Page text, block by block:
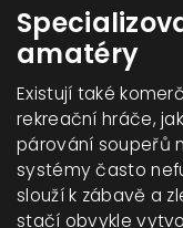
amatéry
Existují také
rekreační hráče,
párování soupeřů
systémy často
slouží k zábavě a
stačí obvykle